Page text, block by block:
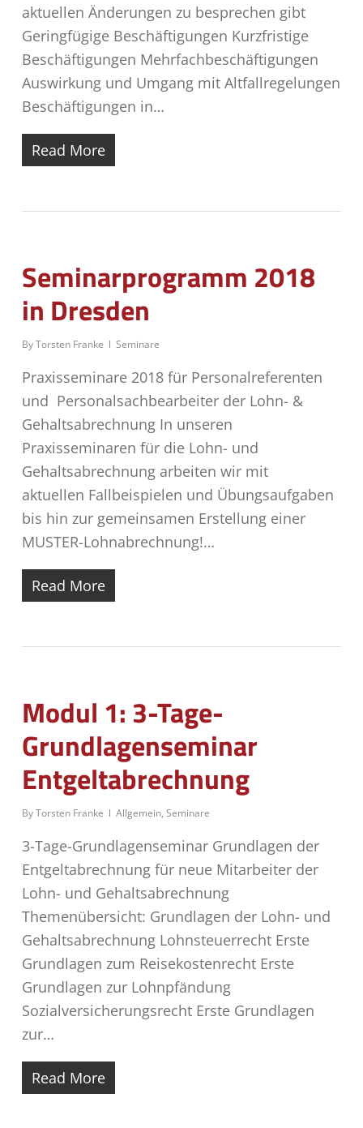
aktuellen Änderungen zu besprechen gibt
Geringfügige Beschäftigungen Kurzfristige
Beschäftigungen Mehrfachbeschäftigungen
Auswirkung und Umgang mit Altfallregelungen
Beschäftigungen in…
Read More
Seminarprogramm 2018
in Dresden
ByTorsten Franke Seminare
Praxisseminare 2018 für Personalreferenten
und Personalsachbearbeiter der Lohn- &
Gehaltsabrechnung In unseren
Praxisseminaren für die Lohn- und
Gehaltsabrechnung arbeiten wir mit
aktuellen Fallbeispielen und Übungsaufgaben
bis hin zur gemeinsamen Erstellung einer
MUSTER-Lohnabrechnung!…
Read More
Modul 1: 3-Tage-
Grundlagenseminar
Entgeltabrechnung
ByTorsten Franke Allgemein, Seminare
3-Tage-Grundlagenseminar Grundlagen der
Entgeltabrechnung für neue Mitarbeiter der
Lohn- und Gehaltsabrechnung
Themenübersicht: Grundlagen der Lohn- und
Gehaltsabrechnung Lohnsteuerrecht Erste
Grundlagen zum Reisekostenrecht Erste
Grundlagen zur Lohnpfändung
Sozialversicherungsrecht Erste Grundlagen
zur…
Read More